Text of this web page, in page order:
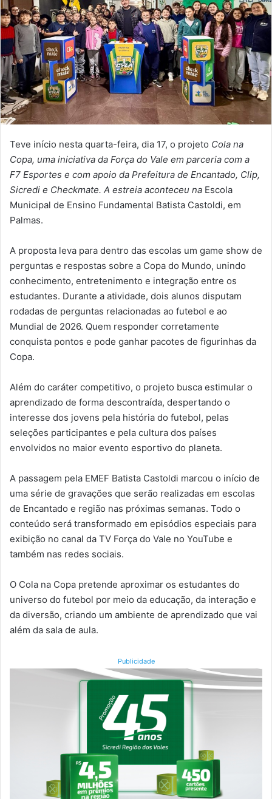
Teve início nesta quarta-feira, dia 17, o projeto Cola na
Copa, uma iniciativa da Força do Vale em parceria com a
F7 Esportes e com apoio da Prefeitura de Encantado, Clip,
Sicredi e Checkmate. A estreia aconteceu na Escola
Municipal de Ensino Fundamental Batista Castoldi, em
Palmas.
A proposta leva para dentro das escolas um game show de
perguntas e respostas sobre a Copa do Mundo, unindo
conhecimento, entretenimento e integração entre os
estudantes. Durante a atividade, dois alunos disputam
rodadas de perguntas relacionadas ao futebol e ao
Mundial de 2026. Quem responder corretamente
conquista pontos e pode ganhar pacotes de figurinhas da
Copa.
Além do caráter competitivo, o projeto busca estimular o
aprendizado de forma descontraída, despertando o
interesse dos jovens pela história do futebol, pelas
seleções participantes e pela cultura dos países
envolvidos no maior evento esportivo do planeta.
A passagem pela EMEF Batista Castoldi marcou o início de
uma série de gravações que serão realizadas em escolas
de Encantado e região nas próximas semanas. Todo o
conteúdo será transformado em episódios especiais para
exibição no canal da TV Força do Vale no YouTube e
também nas redes sociais.
O Cola na Copa pretende aproximar os estudantes do
universo do futebol por meio da educação, da interação e
da diversão, criando um ambiente de aprendizado que vai
além da sala de aula.
Publicidade